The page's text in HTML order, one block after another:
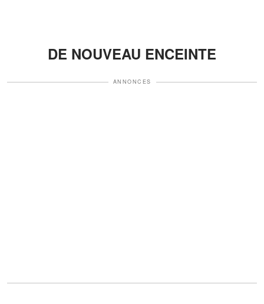
DE NOUVEAU ENCEINTE
ANNONCES